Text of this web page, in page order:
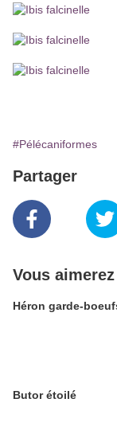
#Pélécaniformes
Partager
Vous
Héron garde-
Butor étoilé